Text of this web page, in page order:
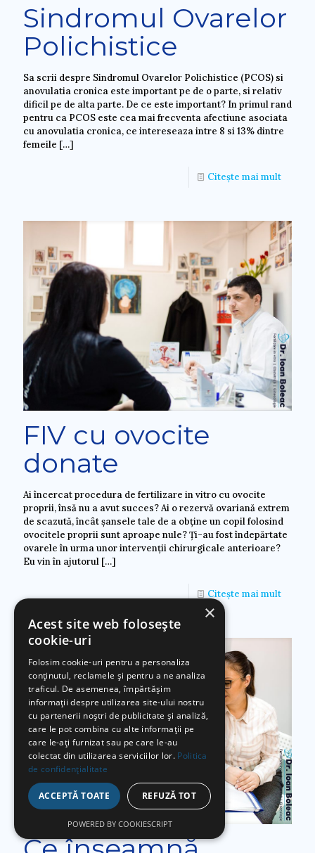
Sindromul Ovarelor
Polichistice
Sa scrii despre Sindromul Ovarelor Polichistice (PCOS) si
anovulatia cronica este important pe de o parte, si relativ
dificil pe de alta parte. De ce este important? In primul rand
pentru ca PCOS este cea mai frecventa afectiune asociata
cu anovulatia cronica, ce intereseaza intre 8 si 13% dintre
femeile […]
Citește mai mult
FIV cu ovocite
donate
Ai încercat procedura de fertilizare in vitro cu ovocite
proprii, însă nu a avut succes? Ai o rezervă ovariană extrem
de scazută, încât șansele tale de a obține un copil folosind
ovocitele proprii sunt aproape nule? Ți-au fost îndepărtate
ovarele în urma unor intervenții chirurgicale anterioare?
Eu vin în ajutorul […]
Citește mai mult
×
Acest site web folosește
cookie-uri
Folosim cookie-uri pentru a personaliza
conținutul, reclamele și pentru a ne analiza
traficul. De asemenea, împărtășim
informații despre utilizarea site-ului nostru
cu partenerii noștri de publicitate și analiză,
care le pot combina cu alte informații pe
care le-ați furnizat sau pe care le-au
colectat din utilizarea serviciilor lor. Politica
de confidențialitate
ACCEPTĂ TOATE REFUZĂ TOT
POWERED BY COOKIESCRIPT